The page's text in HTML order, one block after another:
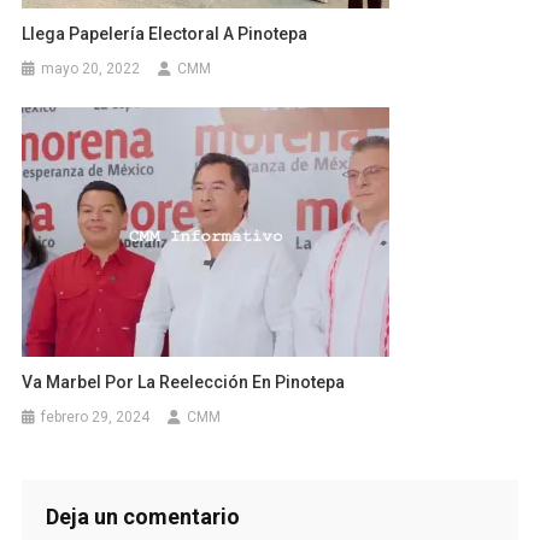
Llega Papelería Electoral A Pinotepa
mayo 20, 2022 CMM
Va Marbel Por La Reelección En Pinotepa
febrero 29, 2024 CMM
Deja un comentario